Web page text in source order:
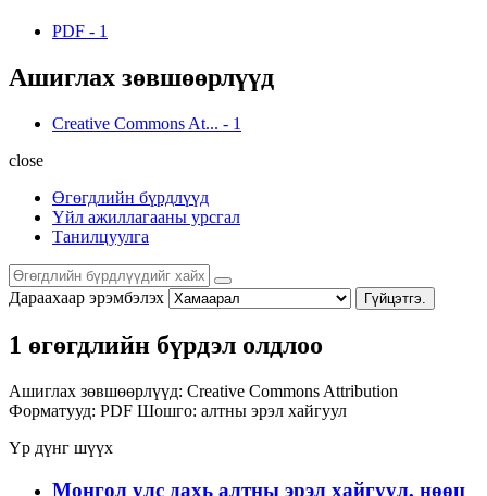
PDF - 1
Ашиглах зөвшөөрлүүд
Creative Commons At... - 1
close
Өгөгдлийн бүрдлүүд
Үйл ажиллагааны урсгал
Танилцуулга
Дараахаар эрэмбэлэх Гүйцэтгэ.
1 өгөгдлийн бүрдэл олдлоо
Ашиглах зөвшөөрлүүд: Creative Commons Attribution
Форматууд: PDF Шошго: алтны эрэл хайгуул
Үр дүнг шүүх
Монгол улс дахь алтны эрэл хайгуул, нөөц